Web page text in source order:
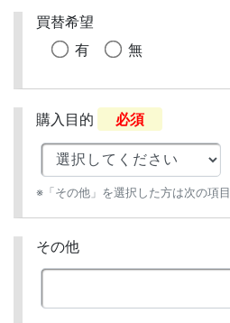
買替希望
有
無
購入目的 必須
※「その他」を選択した方は次の項
その他